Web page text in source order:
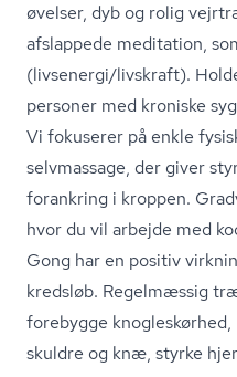
øvelser, dyb og rolig
afslappede meditation,
(livsenergi/livskraft).
personer med kroniske
Vi fokuserer på enkle
selvmassage, der giver
forankring i kroppen.
hvor du vil arbejde med
Gong har en positiv
kredsløb. Regelmæssig
forebygge
skuldre og knæ, styrke